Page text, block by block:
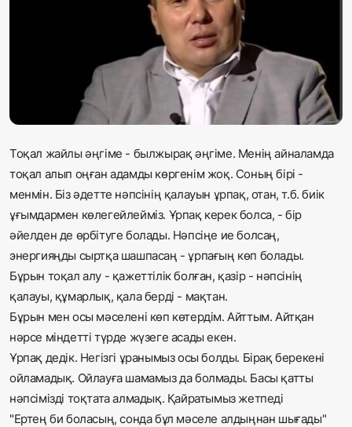
Журналистік зерттеу
Қазақ тілі
Тоқал жайлы әңгіме - былжырақ әңгіме. Менің айналамда
тоқал алып оңған адамды көргенім жоқ. Соның бірі -
менмін. Біз әдетте нәпсінің қалауын ұрпақ, отан, т.б. биік
ұғымдармен көлегейлейміз. Ұрпақ керек болса, - бір
әйелден де өрбітуге болады. Нәпсіңе ие болсаң,
энергияңды сыртқа шашпасаң - ұрпағың көп болады.
Бұрын тоқал алу - қажеттілік болған, қазір - нәпсінің
қалауы, құмарлық, қала берді - мақтан.
Бұрын мен осы мәселені көп көтердім. Айттым. Айтқан
нәрсе міндетті түрде жүзеге асады екен.
Ұрпақ дедік. Негізгі ұранымыз осы болды. Бірақ берекені
ойламадық. Ойлауға шамамыз да болмады. Басы қатты
нәпсімізді тоқтата алмадық. Қайратымыз жетпеді
"Ертең би боласың, сонда бұл мәселе алдыңнан шығады"